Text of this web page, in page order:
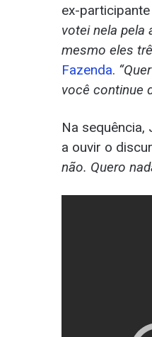
ex-
votei nela pela
mesmo eles
Fazenda.
você continue
Na sequência,
a ouvir o
não. Quero